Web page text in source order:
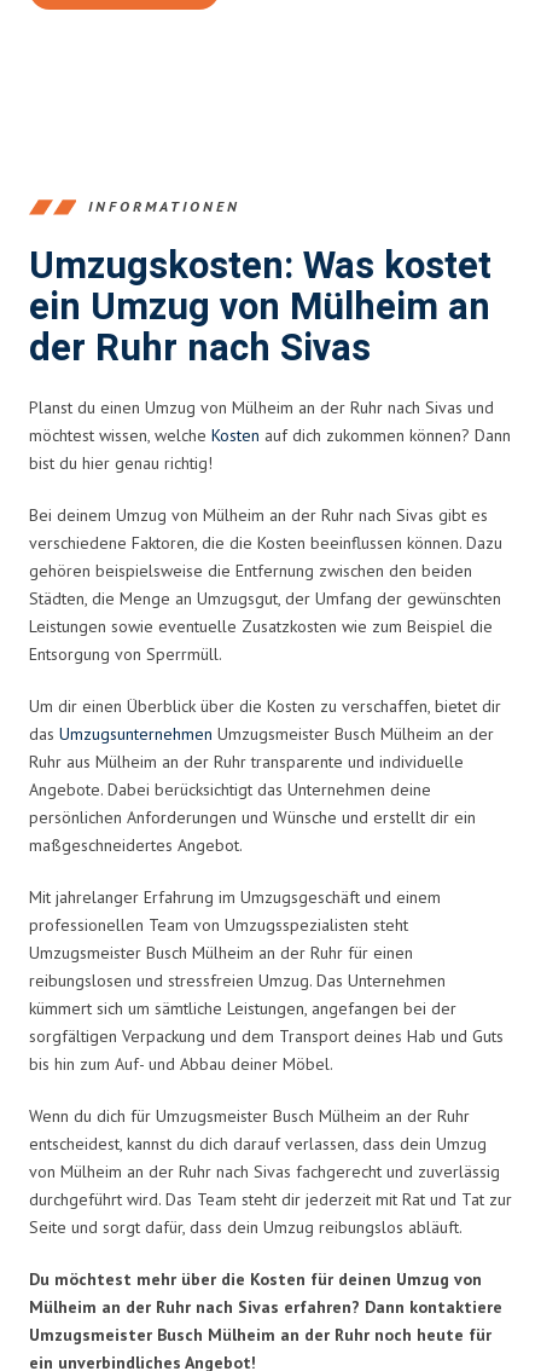
INFORMATIONEN
Umzugskosten: Was kostet
ein Umzug von Mülheim an
der Ruhr nach Sivas
Planst du einen Umzug von Mülheim an der Ruhr nach Sivas und
möchtest wissen, welche Kosten auf dich zukommen können? Dann
bist du hier genau richtig!
Bei deinem Umzug von Mülheim an der Ruhr nach Sivas gibt es
verschiedene Faktoren, die die Kosten beeinflussen können. Dazu
gehören beispielsweise die Entfernung zwischen den beiden
Städten, die Menge an Umzugsgut, der Umfang der gewünschten
Leistungen sowie eventuelle Zusatzkosten wie zum Beispiel die
Entsorgung von Sperrmüll.
Um dir einen Überblick über die Kosten zu verschaffen, bietet dir
das Umzugsunternehmen Umzugsmeister Busch Mülheim an der
Ruhr aus Mülheim an der Ruhr transparente und individuelle
Angebote. Dabei berücksichtigt das Unternehmen deine
persönlichen Anforderungen und Wünsche und erstellt dir ein
maßgeschneidertes Angebot.
Mit jahrelanger Erfahrung im Umzugsgeschäft und einem
professionellen Team von Umzugsspezialisten steht
Umzugsmeister Busch Mülheim an der Ruhr für einen
reibungslosen und stressfreien Umzug. Das Unternehmen
kümmert sich um sämtliche Leistungen, angefangen bei der
sorgfältigen Verpackung und dem Transport deines Hab und Guts
bis hin zum Auf- und Abbau deiner Möbel.
Wenn du dich für Umzugsmeister Busch Mülheim an der Ruhr
entscheidest, kannst du dich darauf verlassen, dass dein Umzug
von Mülheim an der Ruhr nach Sivas fachgerecht und zuverlässig
durchgeführt wird. Das Team steht dir jederzeit mit Rat und Tat zur
Seite und sorgt dafür, dass dein Umzug reibungslos abläuft.
Du möchtest mehr über die Kosten für deinen Umzug von
Mülheim an der Ruhr nach Sivas erfahren? Dann kontaktiere
Umzugsmeister Busch Mülheim an der Ruhr noch heute für
ein unverbindliches Angebot!